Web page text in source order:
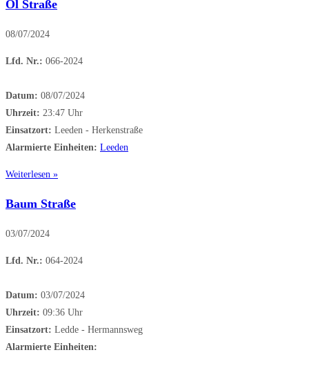
Öl Straße
08/07/2024
Lfd. Nr.: 066-2024
Datum: 08/07/2024
Uhrzeit: 23:47 Uhr
Einsatzort: Leeden - Herkenstraße
Alarmierte Einheiten: Leeden
Weiterlesen »
Baum Straße
03/07/2024
Lfd. Nr.: 064-2024
Datum: 03/07/2024
Uhrzeit: 09:36 Uhr
Einsatzort: Ledde - Hermannsweg
Alarmierte Einheiten: